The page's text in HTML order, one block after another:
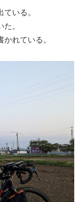
いる。
。
れている。